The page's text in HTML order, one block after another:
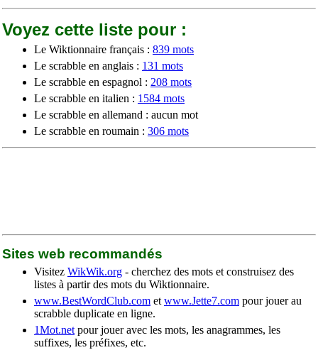
Voyez cette liste pour :
Le Wiktionnaire français : 839 mots
Le scrabble en anglais : 131 mots
Le scrabble en espagnol : 208 mots
Le scrabble en italien : 1584 mots
Le scrabble en allemand : aucun mot
Le scrabble en roumain : 306 mots
Sites web recommandés
Visitez WikWik.org - cherchez des mots et construisez des
listes à partir des mots du Wiktionnaire.
www.BestWordClub.com et www.Jette7.com pour jouer au
scrabble duplicate en ligne.
1Mot.net pour jouer avec les mots, les anagrammes, les
suffixes, les préfixes, etc.